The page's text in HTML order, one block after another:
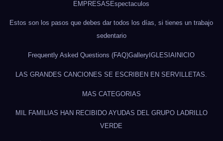
EMPRESASEspectaculos
Estos son los pasos que debes dar todos los días, si tienes un trabajo
sedentario
Frequently Asked Questions (FAQ)Gallery IGLESIA INICIO
LAS GRANDES CANCIONES SE ESCRIBEN EN SERVILLETAS.
MAS CATEGORIAS
MIL FAMILIAS HAN RECIBIDO AYUDAS DEL GRUPO LADRILLO
VERDE